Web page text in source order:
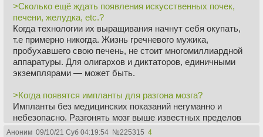
хозяйством сегодня? Напомним, что в СССР им
занимается пятая часть работников общественного
производства. Однако при более внимательном
рассмотрении вопроса выясняется: не только может, но и
должна. Примерно по тем же самым соображениям, что и
существенное возвышение сфер народного образования
и здравоохранения.
В таком обществе лишних людей возвысится массовик-
затейник. Каждый из нас, кто бывал в домах отдыха,
знаком с низшей разновидностью её, известной под
названием массовик-затейник. Среди последних
>Сколько ещё ждать появления искусственных почек,
печени, желудка, etc.?
Когда технологии их выращивания начнут себя окупать,
т.е примерно никогда. Жизнь гречневого мужика,
пробухавшего свою печень, не стоит многомиллиардной
аппаратуры. Для олигархов и диктаторов, единичными
экземплярами — может быть.
>Когда появятся импланты для разгона мозга?
Импланты без медицинских показаний негуманно и
небезопасно. Разгонять мозг выше известных пределов
тоже опасно и неэтично.
Аноним 09/10/21 Суб 04:19:54 №225315 4